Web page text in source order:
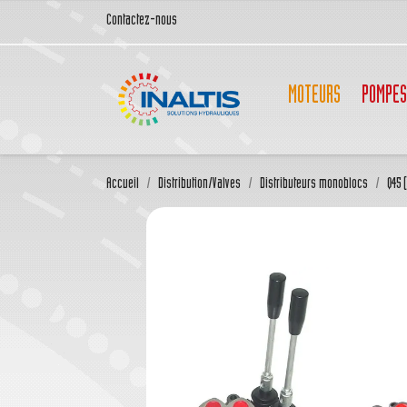
Contactez-nous
MOTEURS POMPES
Accueil Distribution/Valves Distributeurs monoblocs